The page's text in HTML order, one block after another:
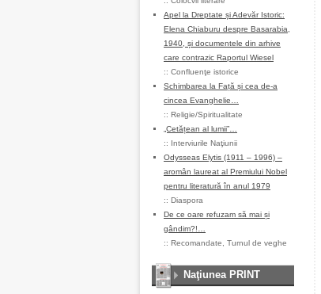
Apel la Dreptate și Adevăr Istoric:
Elena Chiaburu despre Basarabia,
1940, și documentele din arhive
care contrazic Raportul Wiesel
:: Confluenţe istorice
Schimbarea la Față și cea de-a
cincea Evanghelie…
:: Religie/Spiritualitate
„Cetățean al lumii”…
:: Interviurile Naţiunii
Odysseas Elytis (1911 – 1996) –
aromân laureat al Premiului Nobel
pentru literatură în anul 1979
:: Diaspora
De ce oare refuzam să mai și
gândim?!…
:: Recomandate Turnul de veghe
Naţiunea PRINT